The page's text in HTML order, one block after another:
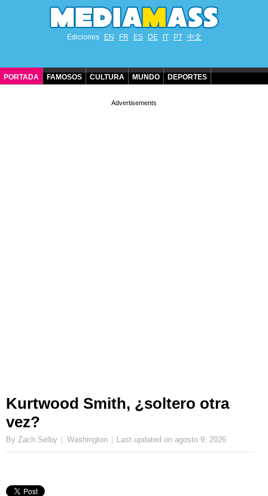
Ediciones EN FR ES DE IT PT 中文
PORTADA FAMOSOS CULTURA MUNDO DEPORTES
Kurtwood Smith, ¿soltero otra
vez?
By Zach Selby Washington Last updated onagosto 9, 2026